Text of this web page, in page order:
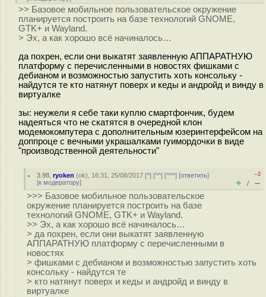
>> Базовое мобильное пользовательское окружение
планируется построить на базе технологий GNOME,
GTK+ и Wayland.
> Эх, а как хорошо всё начиналось…
да похрен, если они выкатят заявленную АППАРАТНУЮ
платформу с перечисленными в новостях фишками с
дебианом и возможностью запустить хоть консольку -
найдутся те кто натянут поверх и кеды и андройд и винду в
виртуалке
зы: неужели я себе таки куплю смартфончик, будем
надеяться что не скатятся в очередной клон
модемокомпутера с дополнительным юзеринтерфейсом на
доппроце с вечными украшалками гуимордочки в виде
"производственной деятельности"
3.98 ,ryoken (ok), 16:31, 25/08/2017 [^] [^^] [^^^] [ответить]
[к модератору]
–2
+ / –
>>> Базовое мобильное пользовательское
окружение планируется построить на базе
технологий GNOME, GTK+ и Wayland.
>> Эх, а как хорошо всё начиналось…
> да похрен, если они выкатят заявленную
АППАРАТНУЮ платформу с перечисленными в
новостях
> фишками с дебианом и возможностью запустить хоть
консольку - найдутся те
> кто натянут поверх и кеды и андройд и винду в
виртуалке